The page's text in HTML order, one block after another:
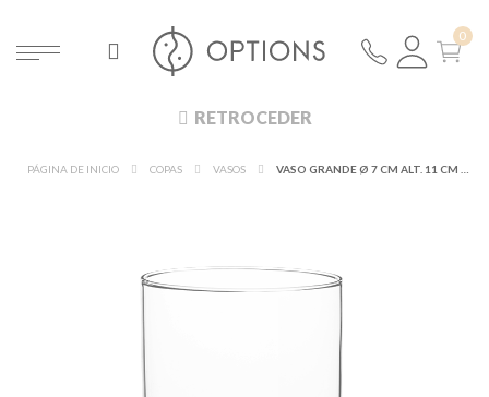
RETROCEDER
PÁGINA DE INICIO COPAS VASOS